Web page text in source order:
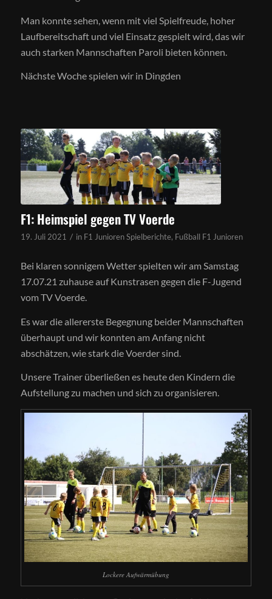
Man konnte sehen, wenn mit viel Spielfreude, hoher
Laufbereitschaft und viel Einsatz gespielt wird, das wir
auch starken Mannschaften Paroli bieten können.
Nächste Woche spielen wir in Dingden
F1: Heimspiel gegen TV Voerde
19. Juli 2021 / in F1 Junioren Spielberichte, Fußball F1 Junioren
Bei klaren sonnigem Wetter spielten wir am Samstag
17.07.21 zuhause auf Kunstrasen gegen die F-Jugend
vom TV Voerde.
Es war die allererste Begegnung beider Mannschaften
überhaupt und wir konnten am Anfang nicht
abschätzen, wie stark die Voerder sind.
Unsere Trainer überließen es heute den Kindern die
Aufstellung zu machen und sich zu organisieren.
Lockere Aufwärmübung